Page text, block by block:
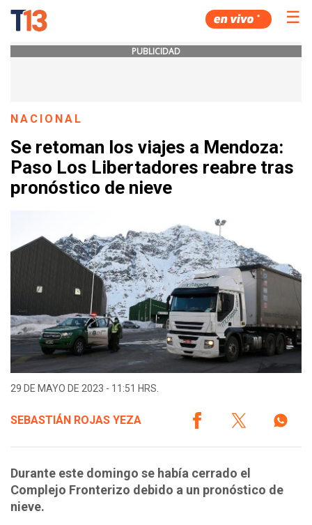
☰
PUBLICIDAD
NACIONAL
Se retoman los viajes a Mendoza:
Paso Los Libertadores reabre tras
pronóstico de nieve
29 DE MAYO DE 2023 - 11:51 HRS.
SEBASTIÁN ROJAS YEZA
Durante este domingo se había cerrado el
Complejo Fronterizo debido a un pronóstico de
nieve.